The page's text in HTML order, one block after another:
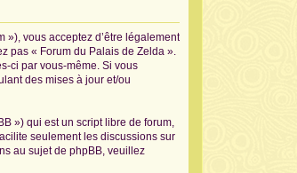
»), vous acceptez d’être légalement
pas « Forum du Palais de Zelda ».
ci par vous-même. Si vous
des mises à jour et/ou
») qui est un script libre de forum,
seulement les discussions sur
au sujet de phpBB, veuillez